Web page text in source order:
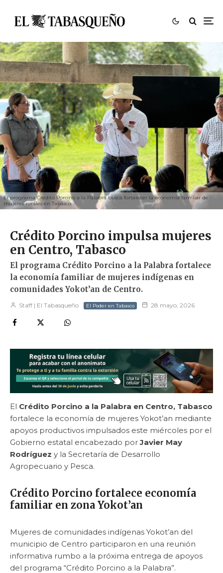
El programa Crédito Porcino a la Palabra busca fortalecer la economía familiar de
mujeres rurales en Tabasco.
Crédito Porcino impulsa mujeres
en Centro, Tabasco
El programa Crédito Porcino a la Palabra fortalece
la economía familiar de mujeres indígenas en
comunidades Yokot’an de Centro.
Staff | El Tabasqueño El Poder en Tabasco 28 mayo, 2026
El Crédito Porcino a la Palabra en Centro, Tabasco
fortalece la economía de mujeres Yokot’an mediante
apoyos productivos impulsados este miércoles por el
Gobierno estatal encabezado porJavier May
Rodríguez y la Secretaría de Desarrollo
Agropecuario y Pesca.
Crédito Porcino fortalece economía
familiar en zona Yokot’an
Mujeres de comunidades indígenas Yokot’an del
municipio de Centro participaron en una reunión
informativa rumbo a la próxima entrega de apoyos
del programa “Crédito Porcino a la Palabra”.